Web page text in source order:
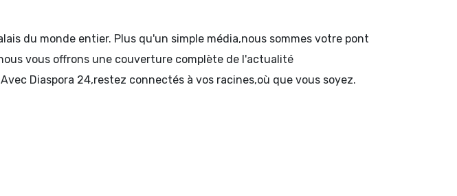
du monde entier. Plus qu'un simple média,nous sommes votre pont
vous offrons une couverture complète de l'actualité
Diaspora 24,restez connectés à vos racines,où que vous soyez.